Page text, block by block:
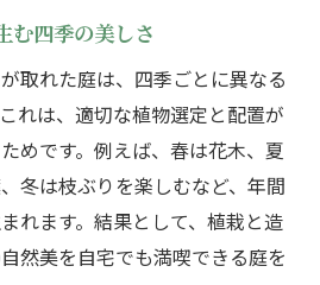
い庭を維持する方法
据えた植栽と造園の工夫
る持続可能な植栽計画
ランスが鍵となる庭づくり
を目指すなら造園の視点で
共生する庭空間の工夫
叶える調和のデザイン
む四季の美しさ
取れた庭は、四季ごとに異なる
れは、適切な植物選定と配置が
めです。例えば、春は花木、夏
冬は枝ぶりを楽しむなど、年間
れます。結果として、植栽と造
然美を自宅でも満喫できる庭を